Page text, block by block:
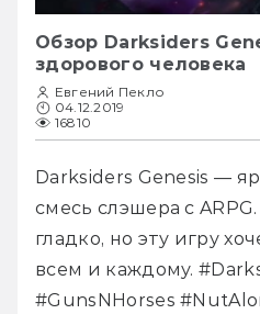
Обзор Darksiders
здорового человека
Евгений Пекло
04.12.2019
16810
Darksiders Genesis —
смесь слэшера с
гладко, но эту игру
всем и каждому.
#GunsNHorses